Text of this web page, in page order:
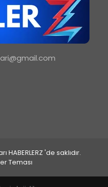
'de saklıdır.
Teması